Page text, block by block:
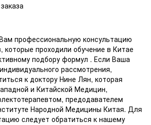
профессиональную консультацию
проходили обучение в Китае
подбору формул . Если Ваша
рассмотрения,
к доктору Нине Лян, которая
и Китайской Медицин,
предодавателем
Народной Медицины Китая. Для
следует обратиться к нашему